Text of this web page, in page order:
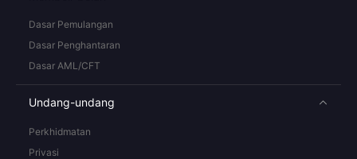
Dasar Pemulangan
Dasar Penghantaran
Dasar AML/CFT
Undang-undang
Perkhidmatan
Privasi